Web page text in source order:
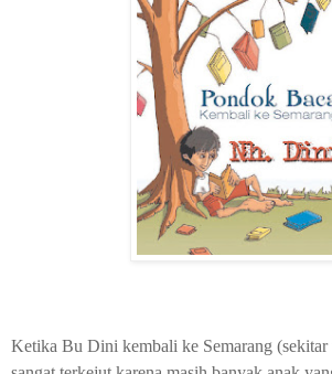
Ketika Bu Dini kembali ke Semarang (sekitar